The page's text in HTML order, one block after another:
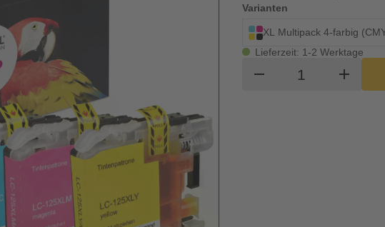
Varianten
XL Multipack 4-farbig
Lieferzeit: 1-2 Werktage
remove Produktadd